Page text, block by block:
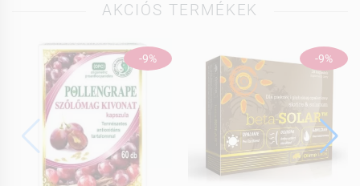
AKCIÓS TERMÉKEK
-9% -9%